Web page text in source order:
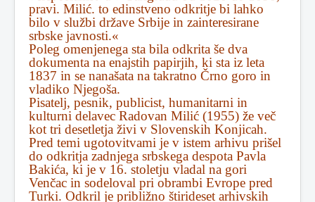
pravi. Milić. to edinstveno odkritje bi lahko
bilo v službi države Srbije in zainteresirane
srbske javnosti.«
Poleg omenjenega sta bila odkrita še dva
dokumenta na enajstih papirjih, ki sta iz leta
1837 in se nanašata na takratno Črno goro in
vladiko Njegoša.
Pisatelj, pesnik, publicist, humanitarni in
kulturni delavec Radovan Milić (1955) že več
kot tri desetletja živi v Slovenskih Konjicah.
Pred temi ugotovitvami je v istem arhivu prišel
do odkritja zadnjega srbskega despota Pavla
Bakića, ki je v 16. stoletju vladal na gori
Venčac in sodeloval pri obrambi Evrope pred
Turki. Odkril je približno štirideset arhivskih